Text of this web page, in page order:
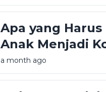
Perlindungan
Apa yang
Anak Menjadi
Seksual? Ini
Diketahui
a month ago